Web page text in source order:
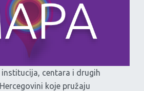
centara i drugih
koje pružaju